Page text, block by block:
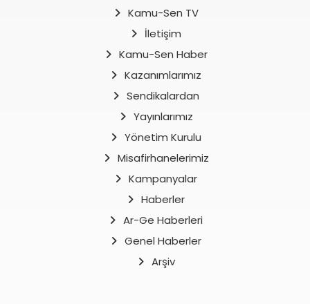
Kamu-Sen TV
İletişim
Kamu-Sen Haber
Kazanımlarımız
Sendikalardan
Yayınlarımız
Yönetim Kurulu
Misafirhanelerimiz
Kampanyalar
Haberler
Ar-Ge Haberleri
Genel Haberler
Arşiv